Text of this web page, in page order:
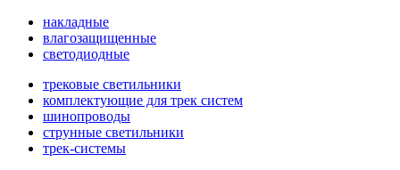
накладные
влагозащищенные
светодиодные
трековые светильники
комплектующие для трек систем
шинопроводы
струнные светильники
трек-системы